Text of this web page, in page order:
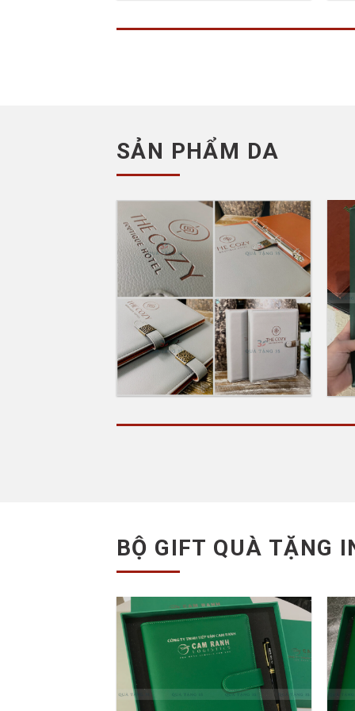
SẢN PHẨM DA
Menu Còng Da A4
Cozy – Sản Xuất Bìa
Menu Da In Logo
LIÊN HỆ: 0903 67 86 75
BỘ GIFT QUÀ TẶNG
Add to
Wishlist